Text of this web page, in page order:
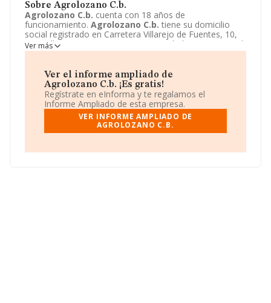
Sobre Agrolozano C.b.
Agrolozano C.b. cuenta con 18 años de
funcionamiento. Agrolozano C.b. tiene su domicilio
social registrado en Carretera Villarejo de Fuentes, 10,
Montalbo, Cuenca. Enmarca su actividad CNAE principal
como 0161 - Actividades de apoyo a la agricultura.
bienes.
Ver más
Ver el informe ampliado de
Agrolozano C.b. ¡Es gratis!
Regístrate en eInforma y te regalamos el
Informe Ampliado de esta empresa.
VER INFORME AMPLIADO DE
AGROLOZANO C.B.